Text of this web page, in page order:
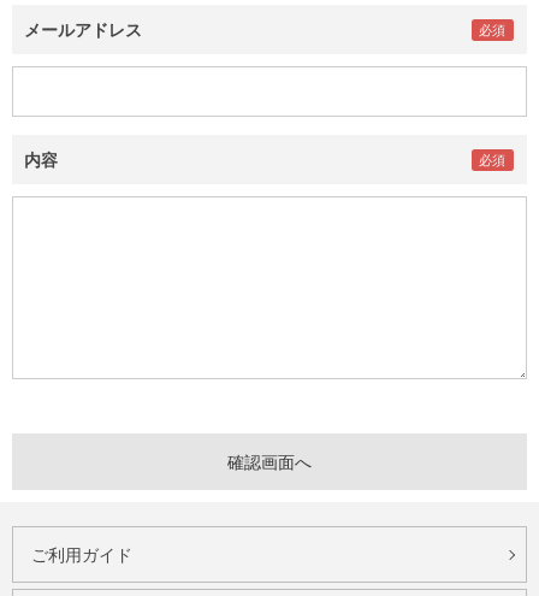
メールアドレス
内容
ご利用ガイド